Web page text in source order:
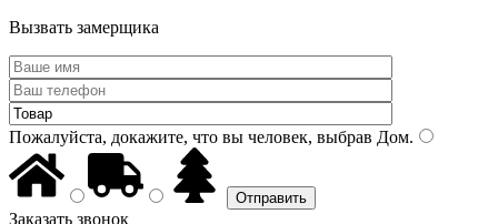
Вызвать замерщика
Пожалуйста, докажите, что вы человек, выбрав Дом.
Заказать звонок